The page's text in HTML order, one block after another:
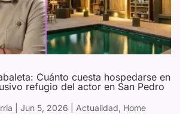
Cuánto cuesta hospedarse en
refugio del actor en San Pedro
Jun 5, 2026 Actualidad, Home